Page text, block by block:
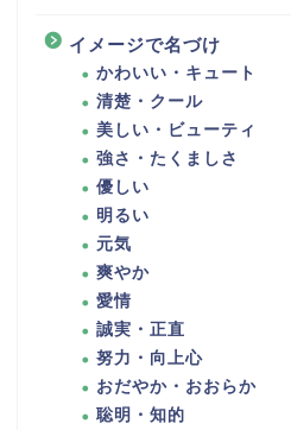
イメージで名づけ
かわいい・キュート
清楚・クール
美しい・ビューティ
強さ・たくましさ
優しい
明るい
元気
爽やか
愛情
誠実・正直
努力・向上心
おだやか・おおらか
聡明・知的